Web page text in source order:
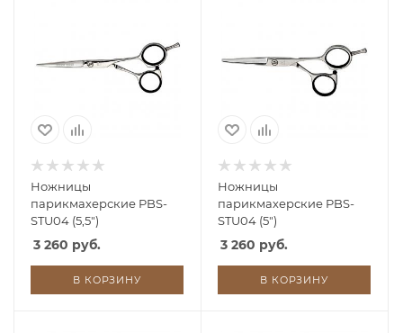
Ножницы
парикмахерские PBS-
STU04 (5,5")
3 260 руб.
В КОРЗИНУ
Ножницы
парикмахерские PBS-
STU04 (5")
3 260 руб.
В КОРЗИНУ